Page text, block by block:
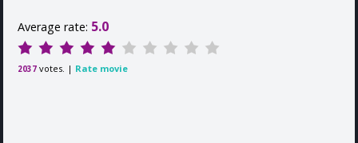
Average rate: 5.0
2037 votes. | Rate movie